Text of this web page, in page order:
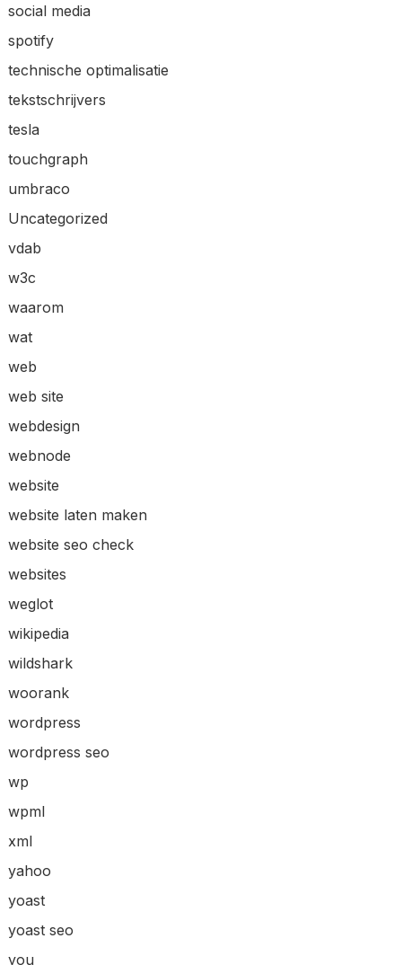
social media
spotify
technische optimalisatie
tekstschrijvers
tesla
touchgraph
umbraco
Uncategorized
vdab
w3c
waarom
wat
web
web site
webdesign
webnode
website
website laten maken
website seo check
websites
weglot
wikipedia
wildshark
woorank
wordpress
wordpress seo
wp
wpml
xml
yahoo
yoast
yoast seo
you